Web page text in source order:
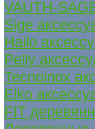
VAUTH-
Sige
Hailo
Pelly
Tecnoinox
Elko
FIT